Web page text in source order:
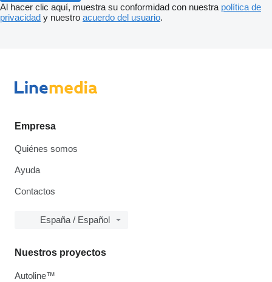
Al hacer clic aquí, muestra su conformidad con nuestra política de
privacidad y nuestro acuerdo del usuario.
Empresa
Quiénes somos
Ayuda
Contactos
España / Español
Nuestros proyectos
Autoline™